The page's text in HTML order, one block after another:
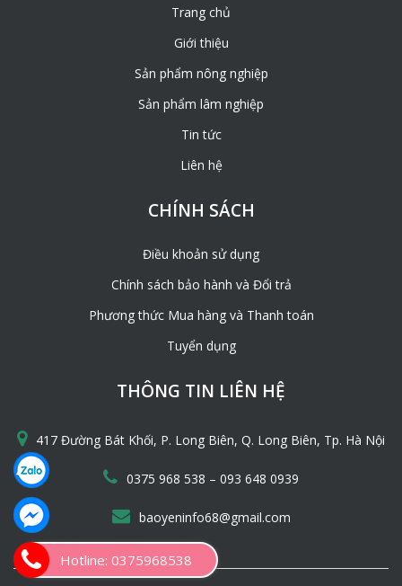
Trang chủ
Giới thiệu
Sản phẩm nông nghiệp
Sản phẩm lâm nghiệp
Tin tức
Liên hệ
CHÍNH SÁCH
Điều khoản sử dụng
Chính sách bảo hành và Đổi trả
Phương thức Mua hàng và Thanh toán
Tuyển dụng
THÔNG TIN LIÊN HỆ
417 Đường Bát Khối, P. Long Biên, Q. Long Biên, Tp. Hà Nội
0375 968 538 – 093 648 0939
baoyeninfo68@gmail.com
Hotline: 0375968538